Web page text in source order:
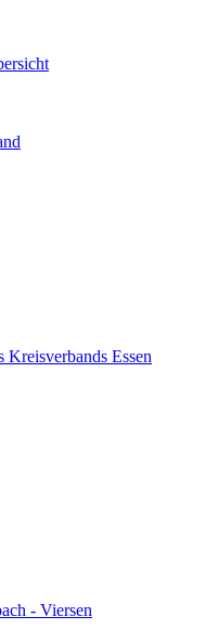
Kreisverbands Essen
- Viersen